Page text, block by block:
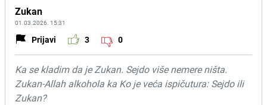
Zukan
01.03.2026. 15:31
Prijavi 3 0
Ka se kladim da je Zukan. Sejdo više nemere ništa.
Zukan-Allah alkohola ka Ko je veća ispičutura: Sejdo ili
Zukan?